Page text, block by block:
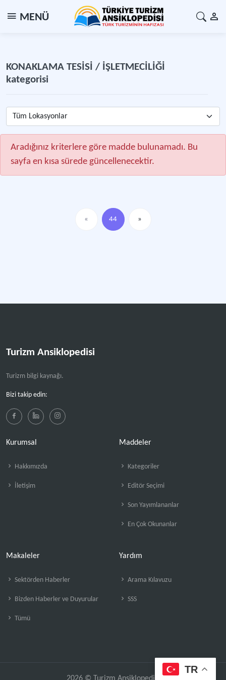
MENÜ
KONAKLAMA TESİSİ / İŞLETMECİLİĞİ
kategorisi
Tüm Lokasyonlar
Aradığınız kriterlere göre madde bulunamadı. Bu
sayfa en kısa sürede güncellenecektir.
« 44 »
Turizm Ansiklopedisi
Turizm bilgi kaynağı.
Bizi takip edin:
Kurumsal
Hakkımızda
İletişim
Maddeler
Kategoriler
Editör Seçimi
Son Yayımlananlar
En Çok Okunanlar
Makaleler
Sektörden Haberler
Bizden Haberler ve Duyurular
Tümü
Yardım
Arama Kılavuzu
SSS
TR